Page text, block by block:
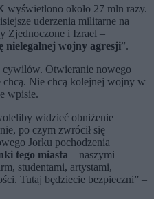
wyświetlono około 27 mln razy.
uderzenia militarne na
Zjednoczone i Izrael –
nielegalnej wojny agresji”.
cywilów. Otwieranie nowego
Nie chcą kolejnej wojny w
wpisie.
widzieć obniżenie
po czym zwrócił się
Jorku pochodzenia
tego miasta – naszymi
studentami, artystami,
Tutaj będziecie bezpieczni” –